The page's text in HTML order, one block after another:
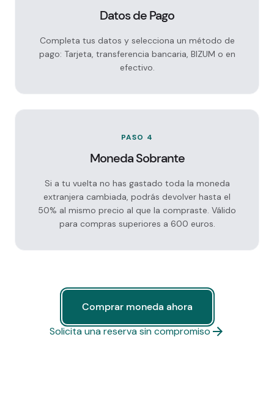
Datos de Pago
Completa tus datos y selecciona un método de
pago: Tarjeta, transferencia bancaria, BIZUM o en
efectivo.
PASO 4
Moneda Sobrante
Si a tu vuelta no has gastado toda la moneda
extranjera cambiada, podrás devolver hasta el
50% al mismo precio al que la compraste. Válido
para compras superiores a 600 euros.
Comprar moneda ahora
Comprar moneda ahora
Solicita una reserva sin compromiso